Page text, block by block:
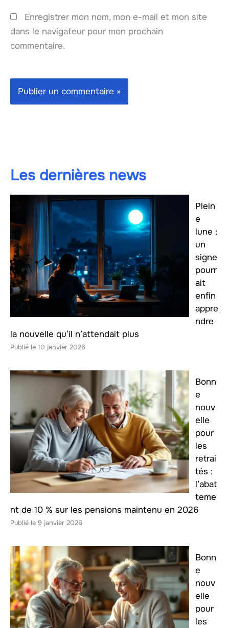
Enregistrer mon nom, mon e-mail et mon site
dans le navigateur pour mon prochain
commentaire.
Les dernières news
Plein
e
lune :
un
signe
pourr
ait
enfin
appre
ndre
la nouvelle qu’il n’attendait plus
10 janvier 2026
Bonn
e
nouv
elle
pour
les
retrai
tés :
l’abat
teme
nt de 10 % sur les pensions maintenu en 2026
9 janvier 2026
Bonn
e
nouv
elle
pour
les